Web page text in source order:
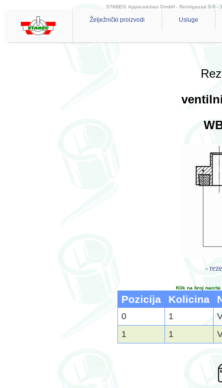
STABEG Apparatebau GmbH - Reinlgasse 5-9
Želježnički proizvodi Usluge
-
Klik na broj nacrta
Pozicija Kolicina
0 1
1
1